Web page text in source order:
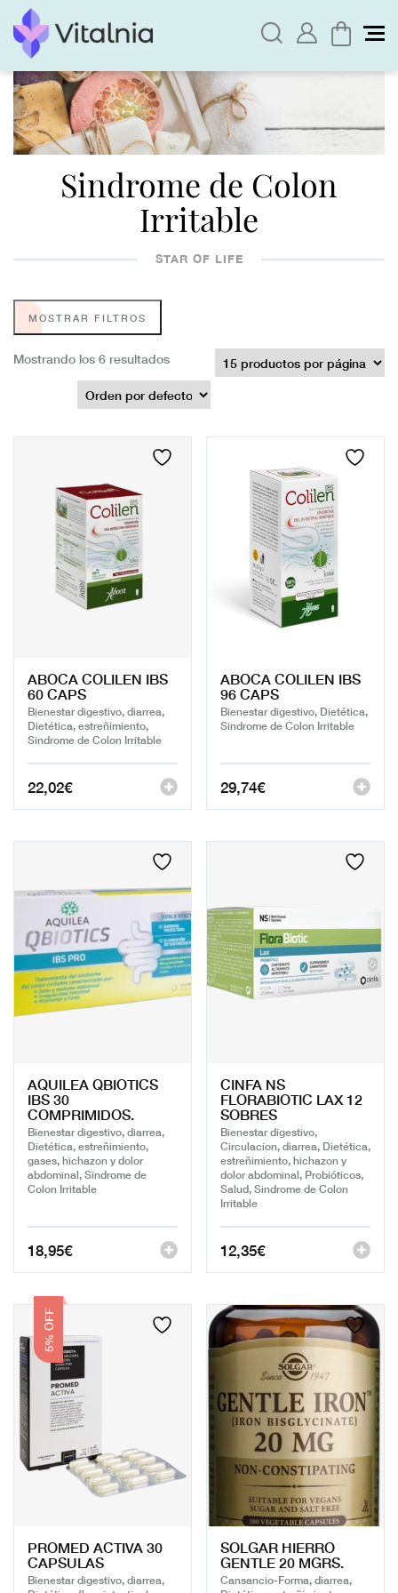
Sindrome de Colon
Irritable
STAR OF LIFE
MOSTRAR FILTROS
Mostrando los 6 resultados
ABOCA COLILEN IBS
60 CAPS
Bienestar digestivo, diarrea,
Dietética, estreñimiento,
Sindrome de Colon Irritable
22,02€
ABOCA COLILEN IBS
96 CAPS
Bienestar digestivo, Dietética,
Sindrome de Colon Irritable
29,74€
AQUILEA QBIOTICS
IBS 30
COMPRIMIDOS.
Bienestar digestivo, diarrea,
Dietética, estreñimiento,
gases, hichazon y dolor
abdominal, Sindrome de
Colon Irritable
18,95€
CINFA NS
FLORABIOTIC LAX 12
SOBRES
Bienestar digestivo,
Circulacion, diarrea, Dietética,
estreñimiento, hichazon y
dolor abdominal, Probióticos,
Salud, Sindrome de Colon
Irritable
12,35€
5% OFF
PROMED ACTIVA 30
CAPSULAS
Bienestar digestivo, diarrea,
SOLGAR HIERRO
GENTLE 20 MGRS.
Cansancio-Forma, diarrea,